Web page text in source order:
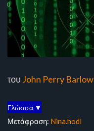
του John Perry Barlow
Γλώσσα ▼
Μετάφραση: Nina.hodl